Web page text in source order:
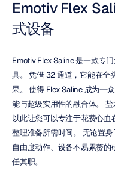
Emotiv Flex
式设备
Emotiv Flex Saline 是一款专
具。 凭借 32 通道，它能在全
果。 使得 Flex Saline 成为一
能与超级实用性的融合体。
以此让您可以专注于花费心
整理准备所需时间。 无论置
自由度动作、设备不易累赘
任其职。